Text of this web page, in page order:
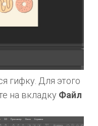
гифку. Для этого
на вкладку Файл